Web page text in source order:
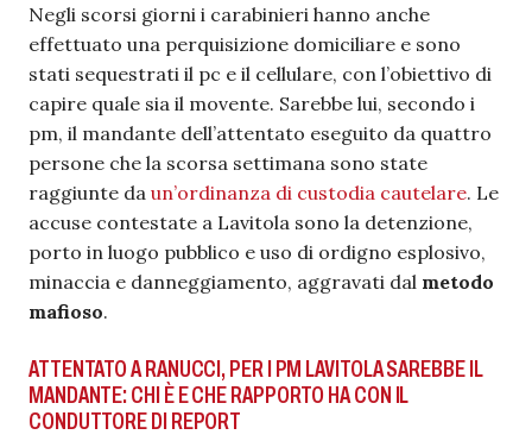
Negli scorsi giorni i carabinieri hanno anche
effettuato una perquisizione domiciliare e sono
stati sequestrati il pc e il cellulare, con l’obiettivo di
capire quale sia il movente. Sarebbe lui, secondo i
pm, il mandante dell’attentato eseguito da quattro
persone che la scorsa settimana sono state
raggiunte da un’ordinanza di custodia cautelare. Le
accuse contestate a Lavitola sono la detenzione,
porto in luogo pubblico e uso di ordigno esplosivo,
minaccia e danneggiamento, aggravati dal metodo
mafioso.
ATTENTATO A RANUCCI, PER I PM LAVITOLA SAREBBE IL
MANDANTE: CHI È E CHE RAPPORTO HA CON IL
CONDUTTORE DI REPORT